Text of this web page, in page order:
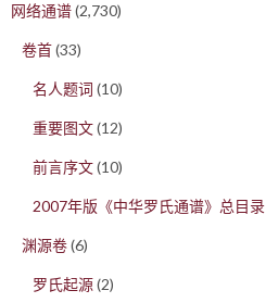
网络通谱(2,730)
卷首(33)
名人题词 (10)
重要图文(12)
前言序文(10)
2007年版《中华罗氏通谱》总目录
渊源卷(6)
罗氏起源(2)